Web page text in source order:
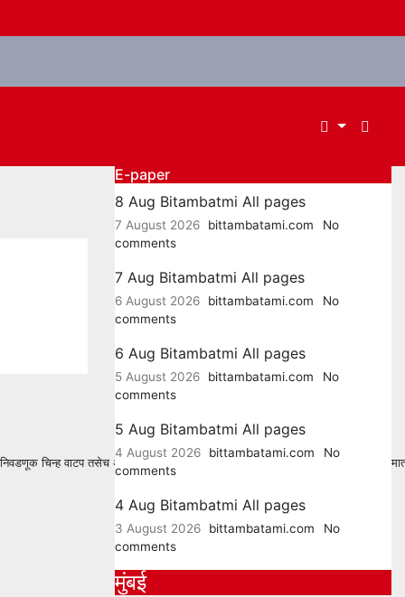
चिन्ह वाटप तसेच अंतिम उमेदवारांची यादी प्रसिद्ध करण्याची प्रक्रिया पूर्ण झाली
E-paper
8 Aug Bitambatmi All pages
7 August 2026 bittambatami.com
No
comments
7 Aug Bitambatmi All pages
6 August 2026 bittambatami.com
No
comments
6 Aug Bitambatmi All pages
5 August 2026 bittambatami.com
No
comments
5 Aug Bitambatmi All pages
4 August 2026 bittambatami.com
No
comments
4 Aug Bitambatmi All pages
3 August 2026 bittambatami.com
No
comments
मुंबई